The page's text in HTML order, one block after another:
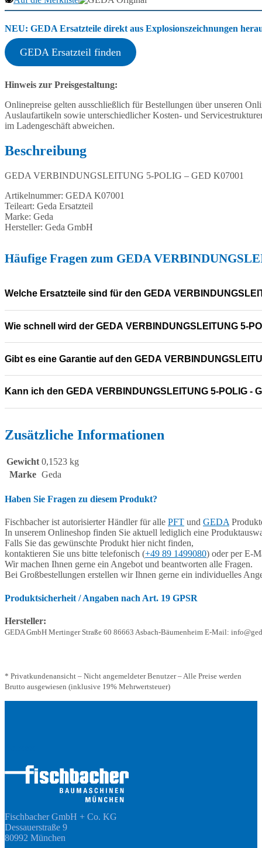
NEU: GEDA Ersatzteile direkt aus Explosionszeichnungen
GEDA Ersatzteil finden
Hinweis zur Preisgestaltung:
Onlinepreise gelten ausschließlich für Bestellungen über unseren
Auslaufartikeln sowie unterschiedlicher Kosten- und
im Ladengeschäft abweichen.
Beschreibung
GEDA VERBINDUNGSLEITUNG 5-POLIG – GED K07001
Artikelnummer: GEDA K07001
Teileart: Geda Ersatzteil
Marke: Geda
Hersteller: Geda GmbH
Häufige Fragen zum GEDA
Welche Ersatzteile sind für den GEDA
Wie schnell wird der GEDA VERBINDUNGSLEITUNG 5-
Gibt es eine Garantie auf den GEDA
Kann ich den GEDA VERBINDUNGSLEITUNG 5-POLIG -
Zusätzliche Informationen
Gewicht 0,1523 kg
Marke Geda
Haben Sie Fragen zu diesem Produkt?
Fischbacher ist autorisierter Händler für alle PFT und GEDA
In unserem Onlineshop finden Sie aktuell lediglich eine
Falls Sie das gewünschte Produkt hier nicht finden,
kontaktieren Sie uns bitte telefonisch (+49 89 1499080) oder per E-
Wir machen Ihnen gerne ein Angebot und beantworten alle Fragen.
Bei Großbestellungen erstellen wir Ihnen gerne ein individuelles
Produktsicherheit / Angaben nach Art. 19 GPSR
Hersteller:
GEDA GmbH Mertinger Straße 60 86663 Asbach-Bäumenheim E-Mail:
* Privatkundenansicht – Nicht angemeldeter Benutzer – Alle Preise werden
Brutto ausgewiesen (inklusive 19% Mehrwertsteuer)
Fischbacher GmbH + Co. KG
Dessauerstraße 9
80992 München